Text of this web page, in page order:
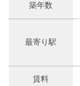
築年数
最寄り駅
賃料